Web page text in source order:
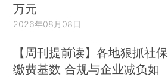
万元
2026年08月08日
【周刊提前读】各地狠抓社保
缴费基数 合规与企业减负如